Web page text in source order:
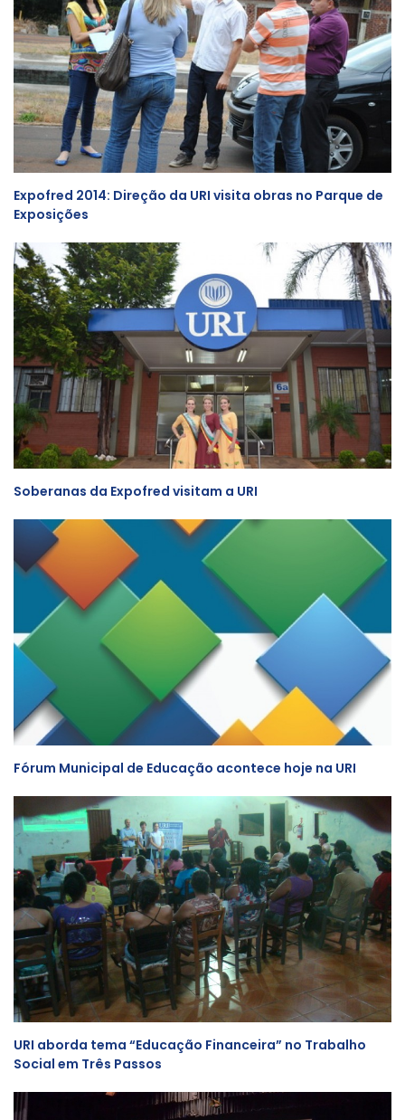
Expofred 2014: Direção da URI visita obras no Parque de
Exposições
Soberanas da Expofred visitam a URI
Fórum Municipal de Educação acontece hoje na URI
URI aborda tema “Educação Financeira” no Trabalho
Social em Três Passos